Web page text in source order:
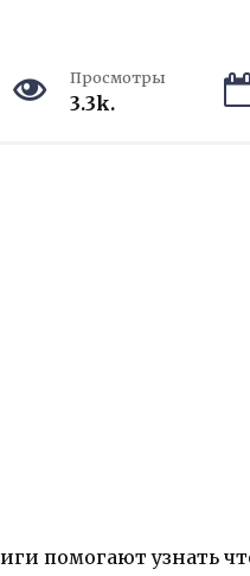
Просмотры
3.3k.
помогают узнать